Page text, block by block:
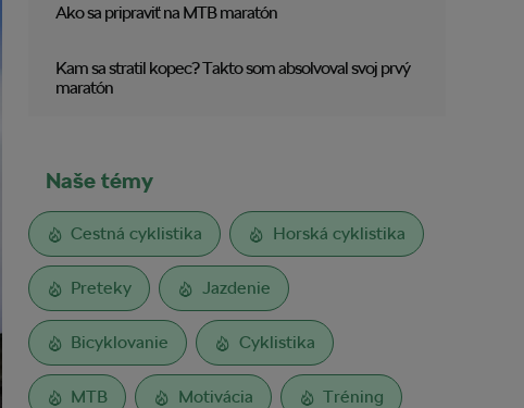
Ako sa pripraviť na MTB maratón
Kam sa stratil kopec? Takto som absolvoval svoj prvý
maratón
Naše témy
Cestná cyklistika Horská cyklistika
Preteky Jazdenie
Bicyklovanie Cyklistika
MTB Motivácia Tréning